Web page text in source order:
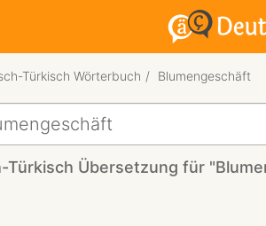
Türkisch Wörterbuch Blumengeschäft
Türkisch Übersetzung für